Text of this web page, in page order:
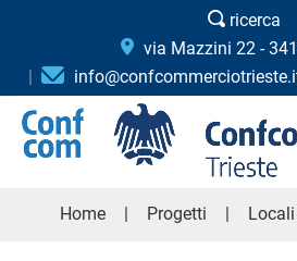
ricerca
via Mazzini 22 -
Home Progetti